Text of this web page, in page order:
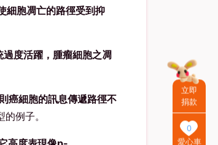
胞凋亡的路徑受到抑
度活躍，腫瘤細胞之凋
癌細胞的訊息傳遞路徑不
例子。
立即
捐款
愛心車
0